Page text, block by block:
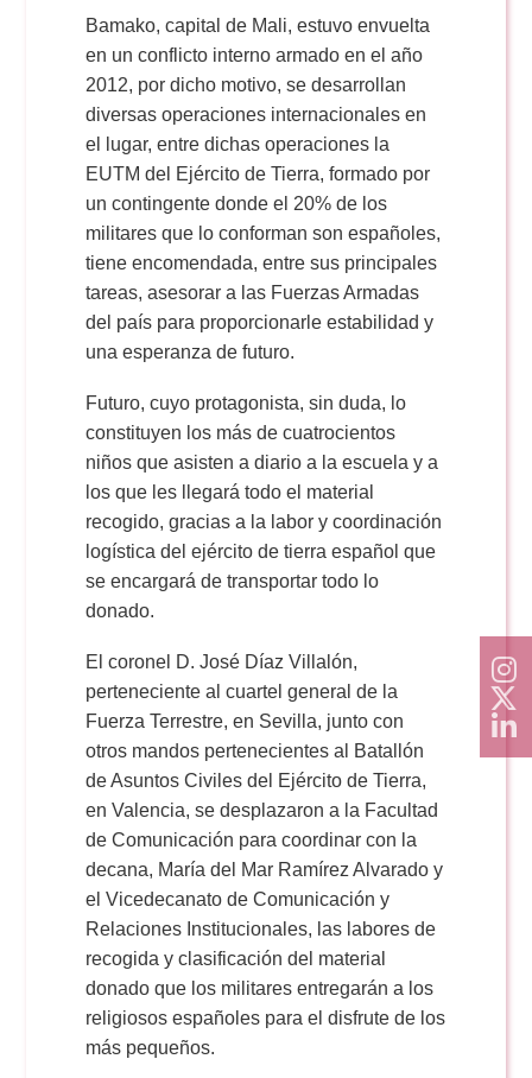
Bamako, capital de Mali, estuvo envuelta
en un conflicto interno armado en el año
2012, por dicho motivo, se desarrollan
diversas operaciones internacionales en
el lugar, entre dichas operaciones la
EUTM del Ejército de Tierra, formado por
un contingente donde el 20% de los
militares que lo conforman son españoles,
tiene encomendada, entre sus principales
tareas, asesorar a las Fuerzas Armadas
del país para proporcionarle estabilidad y
una esperanza de futuro.
Futuro, cuyo protagonista, sin duda, lo
constituyen los más de cuatrocientos
niños que asisten a diario a la escuela y a
los que les llegará todo el material
recogido, gracias a la labor y coordinación
logística del ejército de tierra español que
se encargará de transportar todo lo
donado.
El coronel D. José Díaz Villalón,
perteneciente al cuartel general de la
Fuerza Terrestre, en Sevilla, junto con
otros mandos pertenecientes al Batallón
de Asuntos Civiles del Ejército de Tierra,
en Valencia, se desplazaron a la Facultad
de Comunicación para coordinar con la
decana, María del Mar Ramírez Alvarado y
el Vicedecanato de Comunicación y
Relaciones Institucionales, las labores de
recogida y clasificación del material
donado que los militares entregarán a los
religiosos españoles para el disfrute de los
más pequeños.